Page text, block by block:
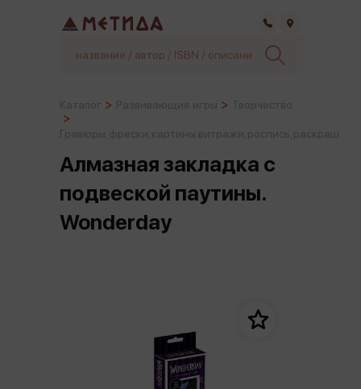
Алмазная закладка c
подвеской паутины.
Wonderday